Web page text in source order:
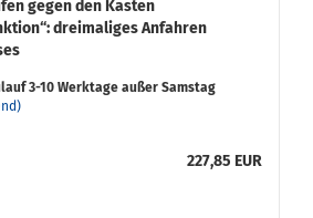
gegen den Kas­ten
“: drei­ma­li­ges An­fah­ren
3-10 Werktage außer Samstag
227,85 EUR